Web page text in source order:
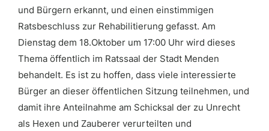
und Bürgern erkannt, und einen einstimmigen
Ratsbeschluss zur Rehabilitierung gefasst. Am
Dienstag dem 18.Oktober um 17:00 Uhr wird dieses
Thema öffentlich im Ratssaal der Stadt Menden
behandelt. Es ist zu hoffen, dass viele interessierte
Bürger an dieser öffentlichen Sitzung teilnehmen, und
damit ihre Anteilnahme am Schicksal der zu Unrecht
als Hexen und Zauberer verurteilten und